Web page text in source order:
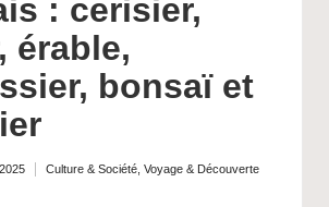
: cerisier,
érable,
bonsaï et
Culture & Société, Voyage & Découverte